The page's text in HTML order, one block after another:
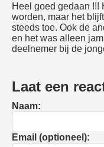
Heel goed gedaan !!!
worden, maar het
steeds toe. Ook de
en het was alleen
deelnemer bij de
Laat een
Naam:
Email (optioneel):